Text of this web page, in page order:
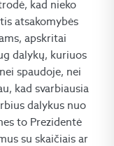
kad nieko
atsakomybės
apskritai
dalykų, kuriuos
spaudoje, nei
kad svarbiausia
dalykus nuo
to Prezidentė
su skaičiais ar